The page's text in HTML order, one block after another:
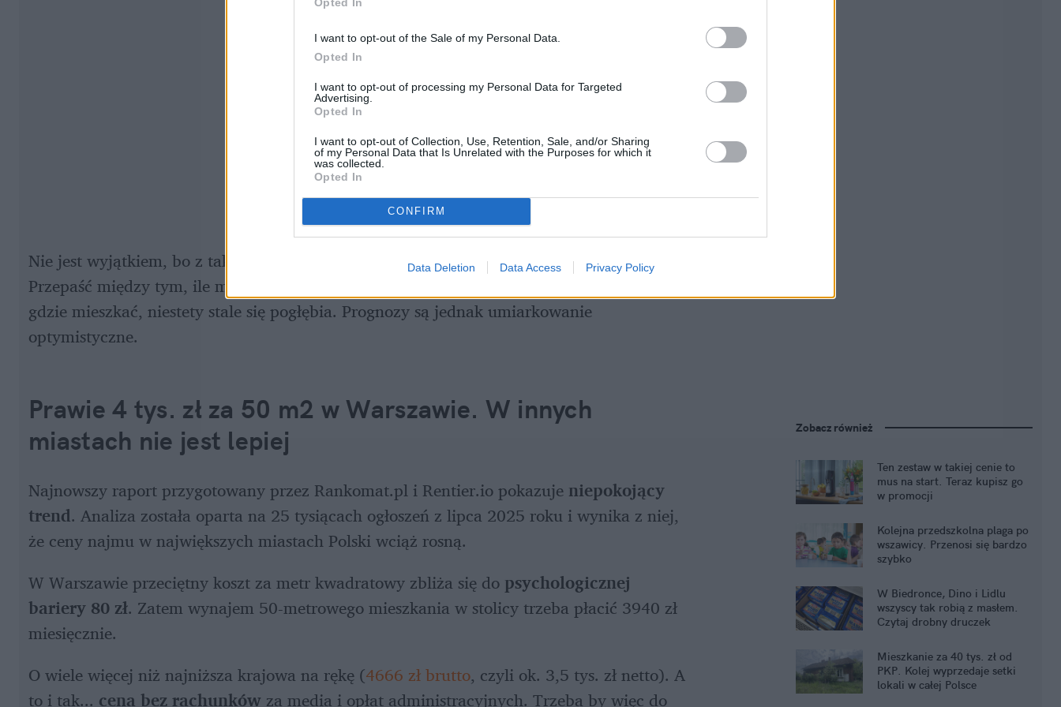
I want to opt-out of the Sale of my Personal Data.
Opted In
I want to opt-out of processing my Personal Data for Targeted
Advertising.
Opted In
I want to opt-out of Collection, Use, Retention, Sale, and/or Sharing
of my Personal Data that Is Unrelated with the Purposes for which it
was collected.
Opted In
CONFIRM
Data Deletion Data Access Privacy Policy
Nie jest wyjątkiem, bo z takimi problemami mierzy się codziennie wielu Polaków.
Przepaść między tym, ile mogą zapłacić z wypłaty, a tym, ile faktycznie muszą, by mieć
gdzie mieszkać, niestety stale się pogłębia. Prognozy są jednak umiarkowanie
optymistyczne.
Prawie 4 tys. zł za 50 m2 w Warszawie. W innych
miastach nie jest lepiej
Najnowszy raport przygotowany przez Rankomat.pl i Rentier.io pokazuje niepokojący
trend. Analiza została oparta na 25 tysiącach ogłoszeń z lipca 2025 roku i wynika z niej,
że ceny najmu w największych miastach Polski wciąż rosną.
W Warszawie przeciętny koszt za metr kwadratowy zbliża się do psychologicznej
bariery 80 zł. Zatem wynajem 50-metrowego mieszkania w stolicy trzeba płacić 3940 zł
miesięcznie.
O wiele więcej niż najniższa krajowa na rękę (4666 zł brutto, czyli ok. 3,5 tys. zł netto). A
to i tak... cena bez rachunków za media i opłat administracyjnych. Trzeba by więc do
Zobacz również
Ten zestaw w takiej cenie to
mus na start. Teraz kupisz go
w promocji
Kolejna przedszkolna plaga po
wszawicy. Przenosi się bardzo
szybko
W Biedronce, Dino i Lidlu
wszyscy tak robią z masłem.
Czytaj drobny druczek
Mieszkanie za 40 tys. zł od
PKP. Kolej wyprzedaje setki
lokali w całej Polsce